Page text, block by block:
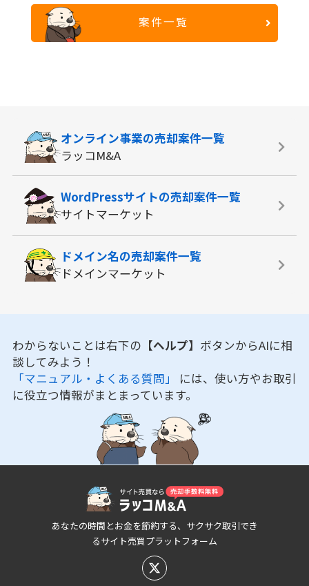
案件一覧
オンライン事業の売却案件一覧
ラッコM&A
WordPressサイトの売却案件一覧
サイトマーケット
ドメイン名の売却案件一覧
ドメインマーケット
わからないことは右下の 【ヘルプ】 ボタンからAIに相
談してみよう！
「マニュアル・よくある質問」 には、使い方やお取引
に役立つ情報がまとまっています。
あなたの時間とお金を節約する、サクサク取引でき
るサイト売買プラットフォーム